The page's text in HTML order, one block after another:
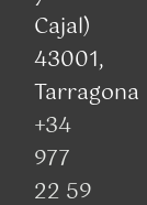
Cajal)
43001,
Tarragona
+34
977
22 59